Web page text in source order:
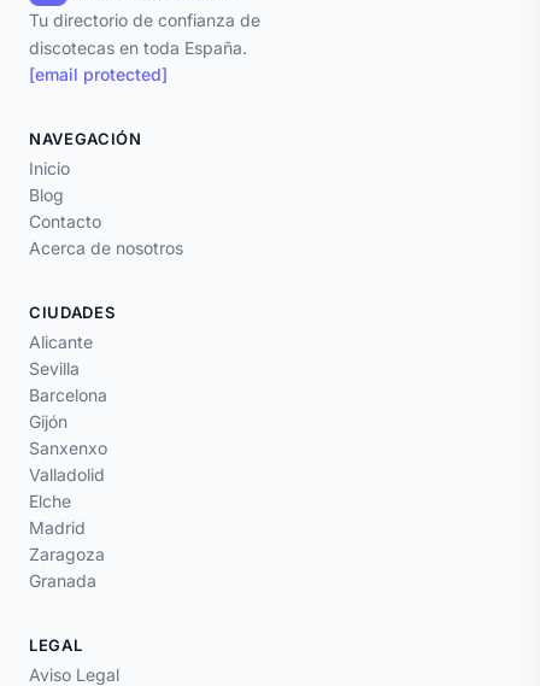
Tu directorio de confianza de
discotecas en toda España.
[email protected]
NAVEGACIÓN
Inicio
Blog
Contacto
Acerca de nosotros
CIUDADES
Alicante
Sevilla
Barcelona
Gijón
Sanxenxo
Valladolid
Elche
Madrid
Zaragoza
Granada
LEGAL
Aviso Legal